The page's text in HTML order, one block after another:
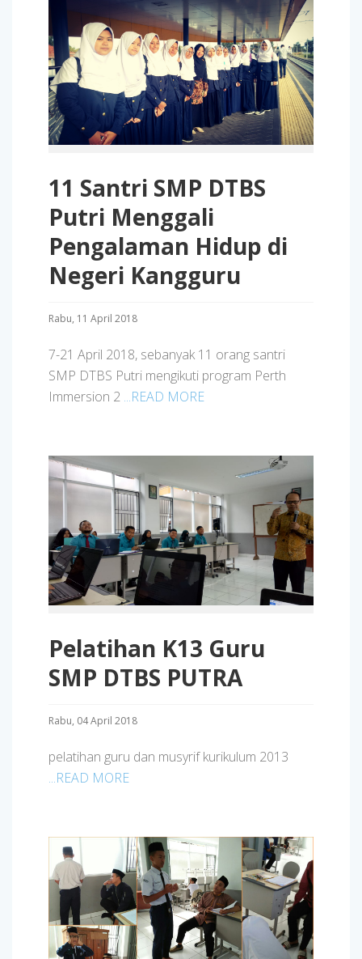
11 Santri SMP DTBS
Putri Menggali
Pengalaman Hidup di
Negeri Kangguru
Rabu, 11 April 2018
7-21 April 2018, sebanyak 11 orang santri
SMP DTBS Putri mengikuti program Perth
Immersion 2 ...READ MORE
Pelatihan K13 Guru
SMP DTBS PUTRA
Rabu, 04 April 2018
pelatihan guru dan musyrif kurikulum 2013
...READ MORE